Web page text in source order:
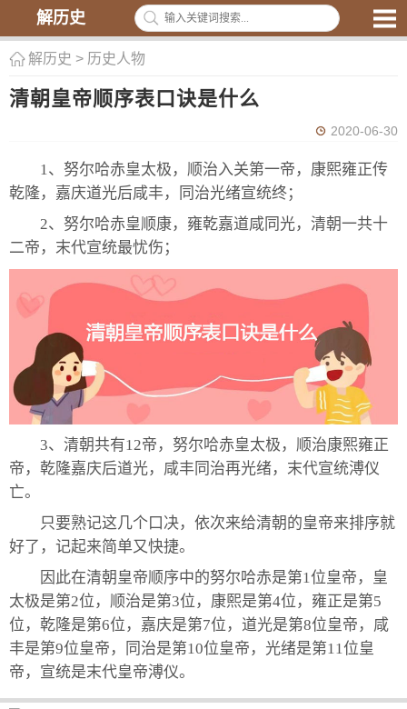
解历史
解历史 > 历史人物
清朝皇帝顺序表口诀是什么
2020-06-30
1、努尔哈赤皇太极，顺治入关第一帝，康熙雍正传
乾隆，嘉庆道光后咸丰，同治光绪宣统终；
2、努尔哈赤皇顺康，雍乾嘉道咸同光，清朝一共十
二帝，末代宣统最忧伤；
3、清朝共有12帝，努尔哈赤皇太极，顺治康熙雍正
帝，乾隆嘉庆后道光，咸丰同治再光绪，末代宣统溥仪
亡。
只要熟记这几个口决，依次来给清朝的皇帝来排序就
好了，记起来简单又快捷。
因此在清朝皇帝顺序中的努尔哈赤是第1位皇帝，皇
太极是第2位，顺治是第3位，康熙是第4位，雍正是第5
位，乾隆是第6位，嘉庆是第7位，道光是第8位皇帝，咸
丰是第9位皇帝，同治是第10位皇帝，光绪是第11位皇
帝，宣统是末代皇帝溥仪。